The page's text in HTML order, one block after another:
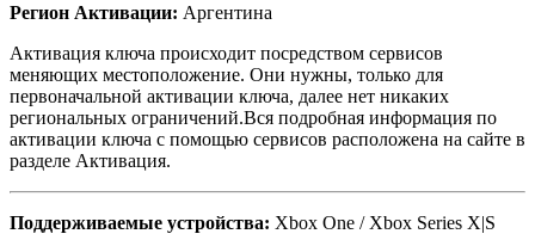
Регион Активации: Аргентина
Активация ключа происходит посредством сервисов
меняющих местоположение. Они нужны, только для
первоначальной активации ключа, далее нет никаких
региональных ограничений.Вся подробная информация по
активации ключа с помощью сервисов расположена на сайте в
разделе Активация.
Поддерживаемые устройства: Xbox One / Xbox Series X|S